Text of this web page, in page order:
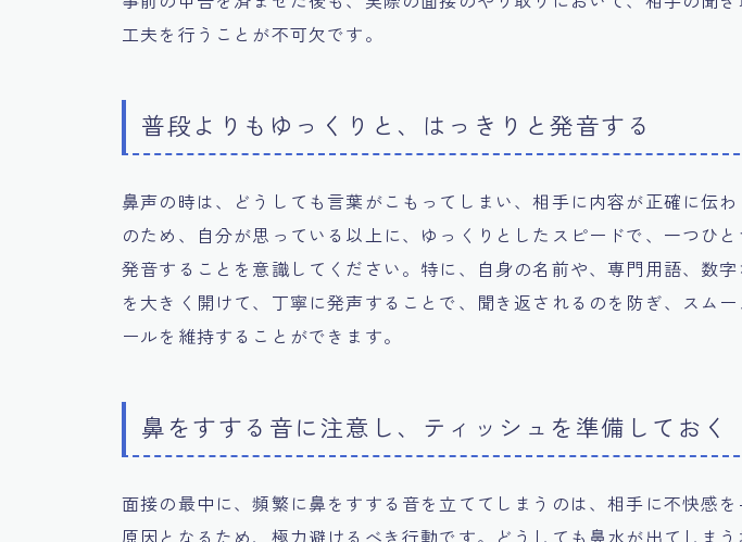
工夫を行うことが不可欠です。
普段よりもゆっくりと、はっきりと発音する
鼻声の時は、どうしても言葉がこもってしまい、相手に内容が正確に伝
のため、自分が思っている以上に、ゆっくりとしたスピードで、一つひ
発音することを意識してください。特に、自身の名前や、専門用語、数
を大きく開けて、丁寧に発声することで、聞き返されるのを防ぎ、スム
ールを維持することができます。
鼻をすする音に注意し、ティッシュを準備しておく
面接の最中に、頻繁に鼻をすする音を立ててしまうのは、相手に不快感を
原因となるため、極力避けるべき行動です。どうしても鼻水が出てしま